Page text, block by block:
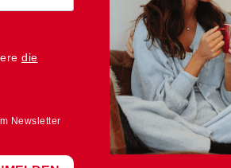
die
Newsletter